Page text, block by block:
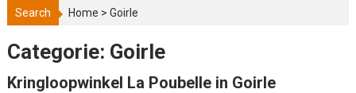
Search Home >Goirle
Categorie: Goirle
Kringloopwinkel La Poubelle in Goirle